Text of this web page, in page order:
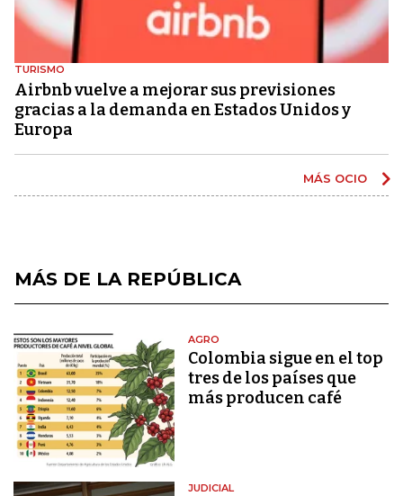
TURISMO
Airbnb vuelve a mejorar sus previsiones
gracias a la demanda en Estados Unidos y
Europa
MÁS OCIO
MÁS DE LA REPÚBLICA
AGRO
Colombia sigue en el top
tres de los países que
más producen café
JUDICIAL